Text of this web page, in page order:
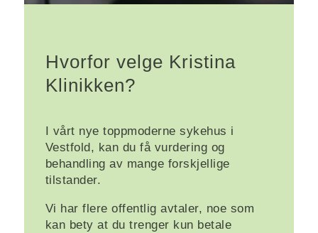
Hvorfor velge Kristina
Klinikken?
I vårt nye toppmoderne sykehus i
Vestfold, kan du få vurdering og
behandling av mange forskjellige
tilstander.
Vi har flere offentlig avtaler, noe som
kan bety at du trenger kun betale